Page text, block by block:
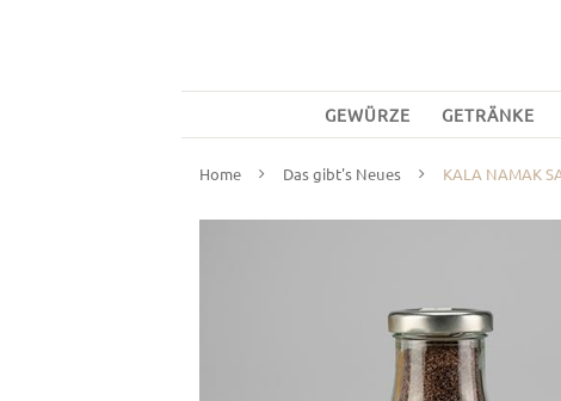
GEWÜRZE GETRÄNKE
Home Das gibt's Neues KALA NAMAK